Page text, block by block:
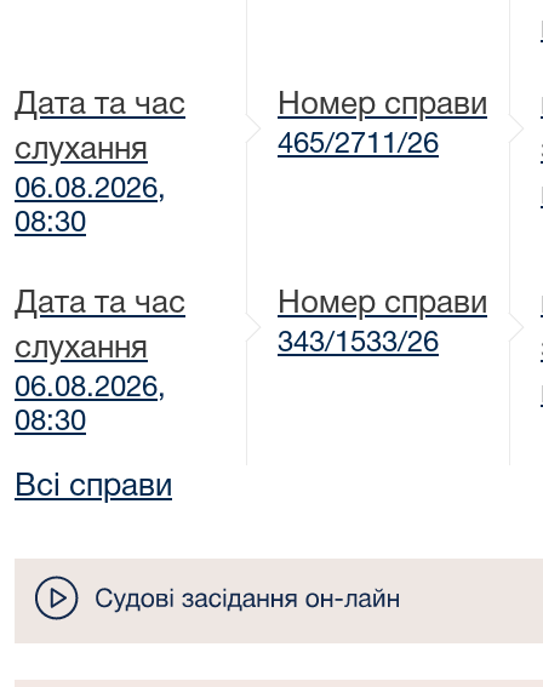
Дата та час
слухання
06.08.2026,
08:30
Номер справи
465/2711/26
Дата та час
слухання
06.08.2026,
08:30
Номер справи
343/1533/26
Всі справи